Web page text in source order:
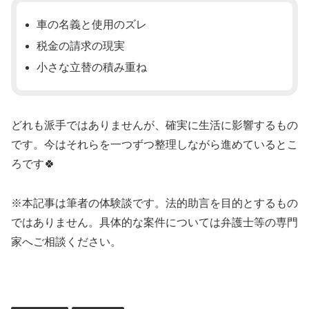
車の名義と使用のズレ
税金の請求の現実
小さな立替の積み重ね
どれも派手ではありませんが、確実に生活に影響するもの
です。今はそれらを一つずつ整理しながら進めているとこ
ろです🍀
※本記事は筆者の体験談です。法的助言を目的とするもの
ではありません。具体的な案件については弁護士等の専門
家へご相談ください。